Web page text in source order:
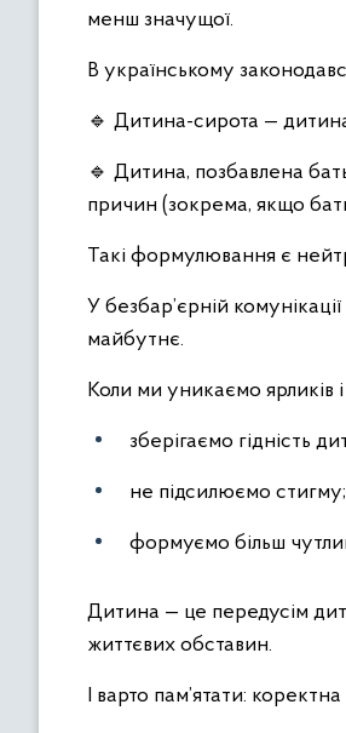
менш значущої.
В українському
🔹 Дитина-сирота —
🔹 Дитина, позбавлена
причин (зокрема, якщо
Такі формулювання є
У безбар’єрній
майбутнє.
Коли ми уникаємо
зберігаємо гідність
не підсилюємо стигму;
формуємо більш
Дитина — це передусім
життєвих обставин.
І варто пам’ятати: